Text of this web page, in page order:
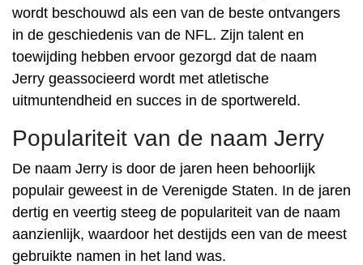
wordt beschouwd als een van de beste ontvangers
in de geschiedenis van de NFL. Zijn talent en
toewijding hebben ervoor gezorgd dat de naam
Jerry geassocieerd wordt met atletische
uitmuntendheid en succes in de sportwereld.
Populariteit van de naam Jerry
De naam Jerry is door de jaren heen behoorlijk
populair geweest in de Verenigde Staten. In de jaren
dertig en veertig steeg de populariteit van de naam
aanzienlijk, waardoor het destijds een van de meest
gebruikte namen in het land was.